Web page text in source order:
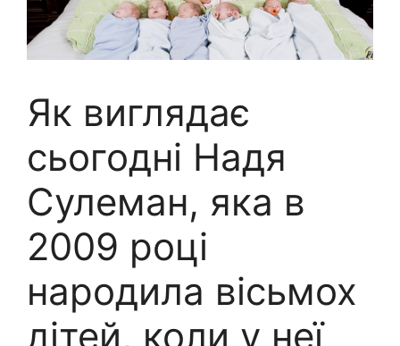
Як виглядає
сьогодні Надя
Сулеман, яка в
2009 році
народила вісьмох
дітей, коли у неї